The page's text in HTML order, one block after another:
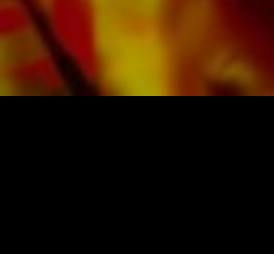
hochwertigem Papier produziert. Das leicht
gelbliche Notenpapier bietet einen guten
Kontrast und schont die Augen bei schwierigen
Lichtverhältnissen. Die Lieferung für
Privatkunden weltweit erfolgt ohne
Versandkosten. Bestellen Sie jetzt ihre Noten